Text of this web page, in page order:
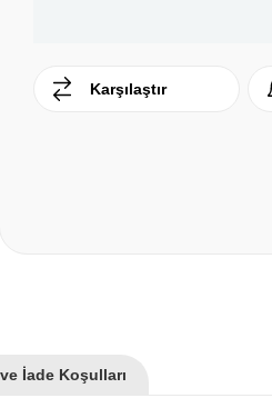
Karşılaştır
İade Koşulları